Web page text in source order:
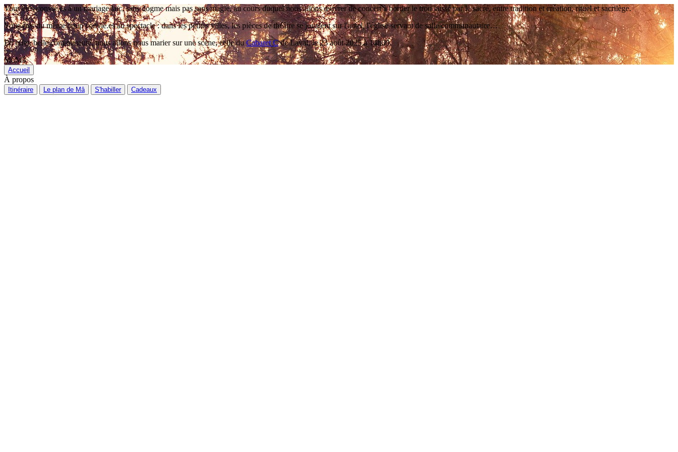
Vous êtes convié.es à un mariage laïc, sans dogme mais pas sans magie, au cours duquel nous allons œuvrer de concert à border le trou laissé par le sacré, entre tradition et création, rituel et sacrilège.
Vous êtes du même coup convié.es au spectacle : dans les petites villes, les pièces de théâtre se jouaient sur l'autel, l'église servant de salle communautaire…
En effet, belle communauté, nous allons nous marier sur une scène, celle duCabaret Cde Laval, le 23 août 2025 à 14h00.
MoMâ
Accueil
À propos
Itinéraire Le plan de Mâ S'habiller Cadeaux